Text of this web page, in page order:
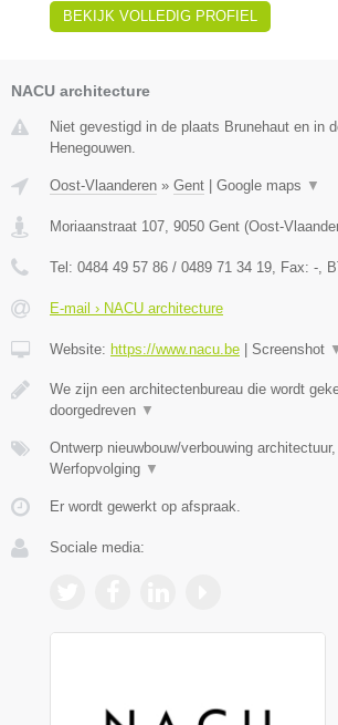
BEKIJK VOLLEDIG PROFIEL
NACU architecture
Niet gevestigd in de plaats Brunehaut en in
Henegouwen.
Oost-Vlaanderen » Gent Google maps ▼
Moriaanstraat 107, 9050 Gent (Oost-
Tel: 0484 49 57 86 / 0489 71 34 19, Fax: -,
E-mail › NACU architecture
Website: https://www.nacu.be Screenshot
We zijn een architectenbureau die wordt
doorgedreven ▼
Ontwerp nieuwbouw/verbouwing
Werfopvolging ▼
Er wordt gewerkt op afspraak.
Sociale media: